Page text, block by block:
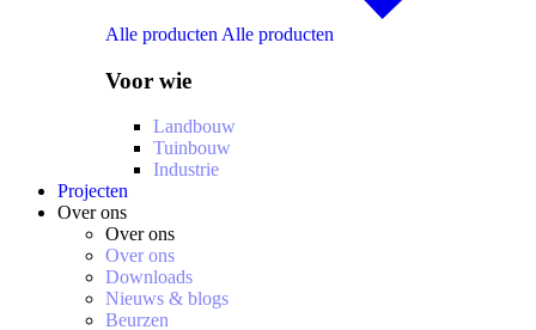
Alle producten Alle producten
Voor wie
Landbouw
Tuinbouw
Industrie
Projecten
Over ons
Over ons
Over ons
Downloads
Nieuws & blogs
Beurzen